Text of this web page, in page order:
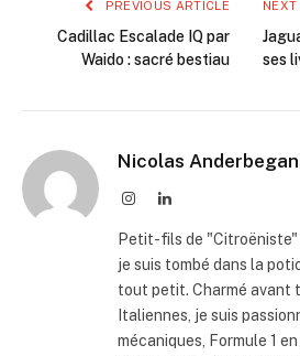
PREVIOUS ARTICLE
Cadillac Escalade IQ par
Waido : sacré bestiau
ses
Nicolas
InstagramLinkedIn
Petit-fils de
je suis tombé dans la
tout petit. Charmé avant
Italiennes, je suis
mécaniques, Formule 1